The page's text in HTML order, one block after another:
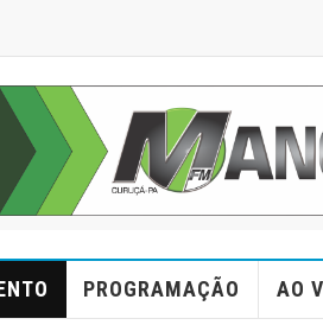
PROGRAMAÇÃO AO